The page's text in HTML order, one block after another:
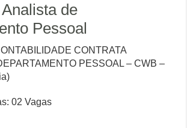
de
Pessoal
CONTRATA
PESSOAL – CWB –
02 Vagas